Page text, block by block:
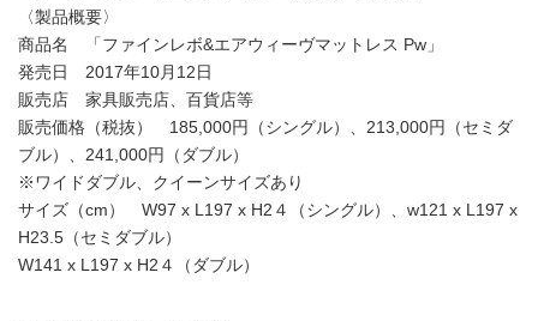
〈製品概要〉
商品名 「ファインレボ&エアウィーヴマットレス Pw」
発売日 2017年10月12日
販売店 家具販売店、百貨店等
販売価格（税抜） 185,000円（シングル）、213,000円（セミダ
ブル）、241,000円（ダブル）
※ワイドダブル、クイーンサイズあり
サイズ（cm） W97 x L197 x H2４（シングル）、w121 x L197 x
H23.5（セミダブル）
W141 x L197 x H2４（ダブル）